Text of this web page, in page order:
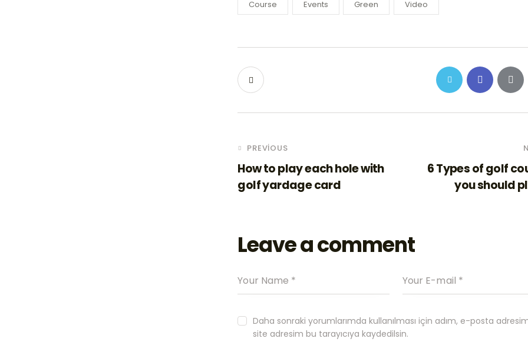
Course Events Green Video
PREVIOUS
How to play each hole with
golf yardage card
6 Types of golf
you should
Leave a comment
Daha sonraki yorumlarımda kullanılması için adım, e-posta
site adresim bu tarayıcıya kaydedilsin.